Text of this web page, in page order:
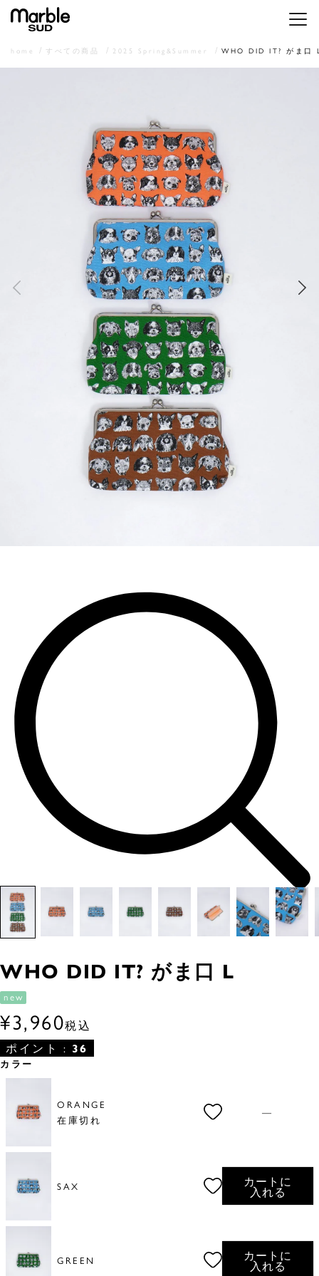
メニ
home すべての商品 2025 Spring&Summer WHO DID IT? がま口
WHO DID IT? がま口 L
new
¥3,960税込
ポイント : 36
カラー
ORANGE
在庫切れ
—
SAX
カートに
入れる
GREEN
カートに
入れる